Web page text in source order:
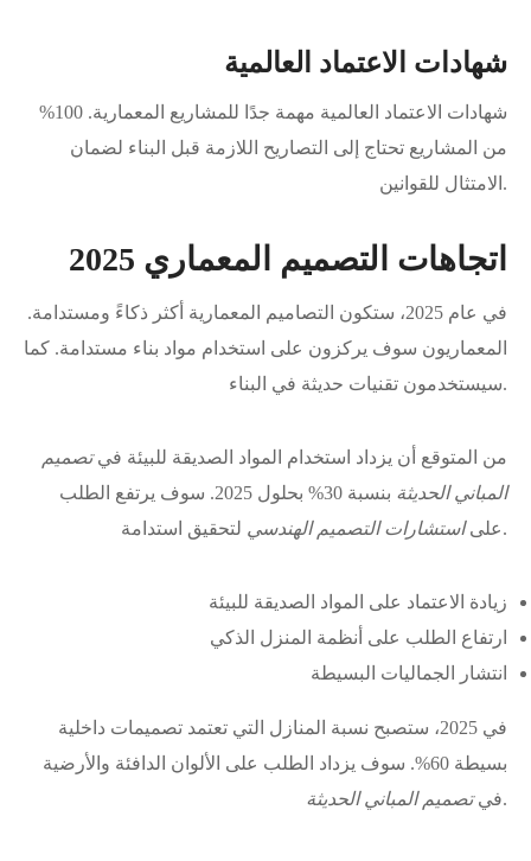
شهادات الاعتماد العالمية
شهادات الاعتماد العالمية مهمة جدًا للمشاريع المعمارية. 100%
من المشاريع تحتاج إلى التصاريح اللازمة قبل البناء لضمان
الامتثال للقوانين.
اتجاهات التصميم المعماري 2025
في عام 2025، ستكون التصاميم المعمارية أكثر ذكاءً ومستدامة.
المعماريون سوف يركزون على استخدام مواد بناء مستدامة. كما
سيستخدمون تقنيات حديثة في البناء.
من المتوقع أن يزداد استخدام المواد الصديقة للبيئة فيتصميم
المباني الحديثة
بنسبة 30% بحلول 2025. سوف يرتفع الطلب
علىاستشارات التصميم الهندسي لتحقيق استدامة.
زيادة الاعتماد على المواد الصديقة للبيئة
ارتفاع الطلب على أنظمة المنزل الذكي
انتشار الجماليات البسيطة
في 2025، ستصبح نسبة المنازل التي تعتمد تصميمات داخلية
بسيطة 60%. سوف يزداد الطلب على الألوان الدافئة والأرضية
فيتصميم المباني الحديثة .